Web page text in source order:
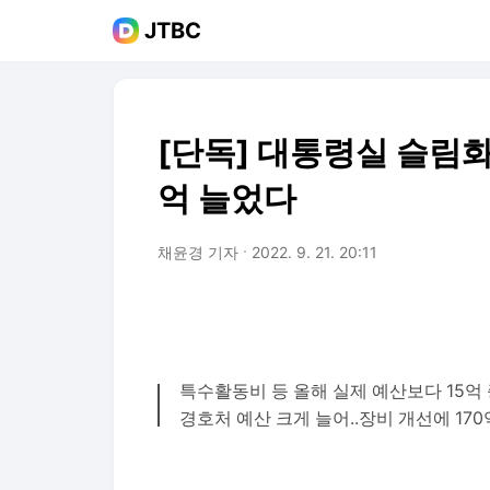
JTBC
[단독] 대통령실 슬림
억 늘었다
채윤경 기자 2022. 9. 21. 20:11
특수활동비 등 올해 실제 예산보다 15억
경호처 예산 크게 늘어..장비 개선에 170